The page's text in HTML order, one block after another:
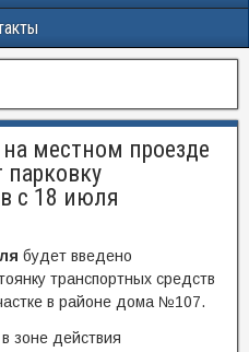
местном проезде
парковку
с 18 июля
будет введено
транспортных средств
в районе дома №107.
зоне действия